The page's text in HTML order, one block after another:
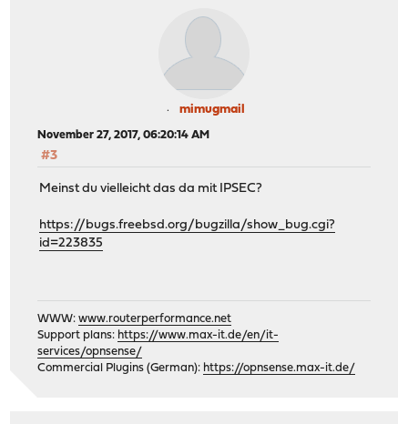
mimugmail
November 27, 2017, 06:20:14 AM
#3
Meinst du vielleicht das da mit IPSEC?
https://bugs.freebsd.org/bugzilla/show_bug.cgi?
id=223835
WWW:www.routerperformance.net
Support plans: https://www.max-it.de/en/it-
services/opnsense/
Commercial Plugins (German): https://opnsense.max-it.de/